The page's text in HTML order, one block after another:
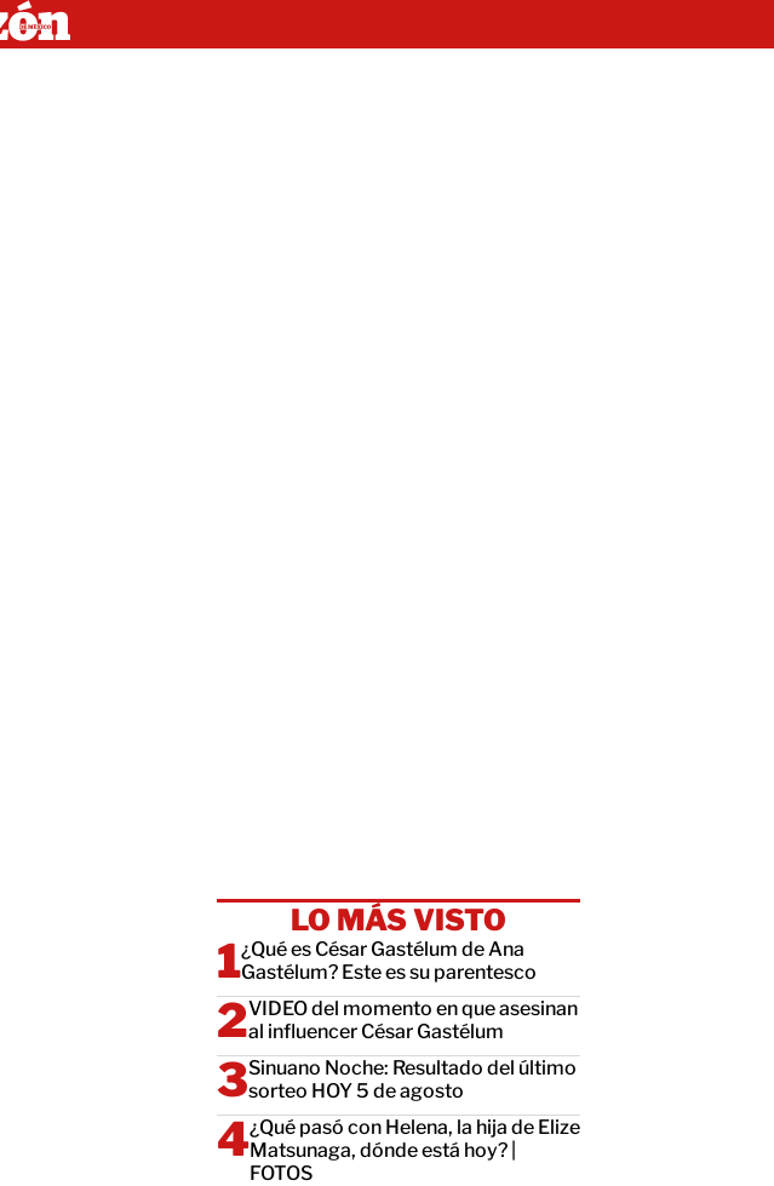
LO MÁS VISTO
¿Qué es César Gastélum de Ana
Gastélum? Este es su parentesco
VIDEO del momento en que asesinan
al influencer César Gastélum
Sinuano Noche: Resultado del último
sorteo HOY 5 de agosto
¿Qué pasó con Helena, la hija de Elize
Matsunaga, dónde está hoy? |
FOTOS